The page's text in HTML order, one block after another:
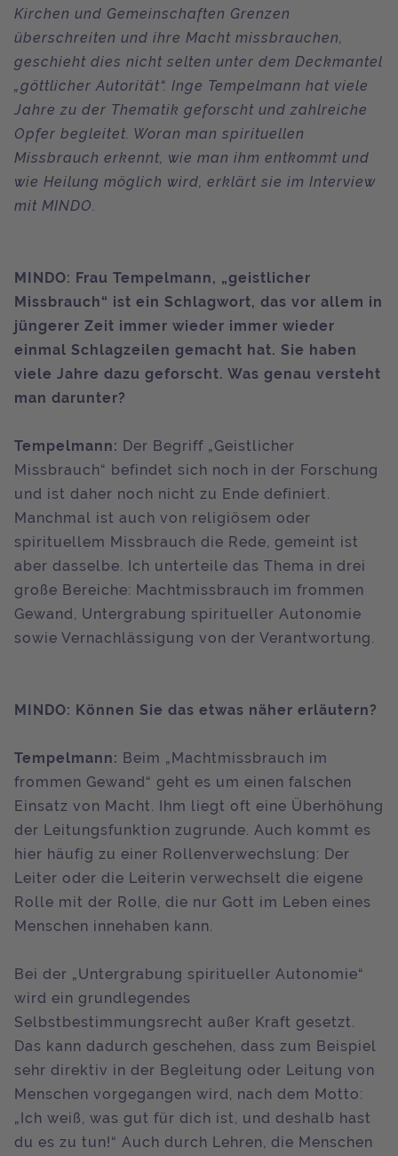
Kirchen und Gemeinschaften Grenzen
überschreiten und ihre Macht missbrauchen,
geschieht dies nicht selten unter dem Deckmantel
„göttlicher Autorität“. Inge Tempelmann hat viele
Jahre zu der Thematik geforscht und zahlreiche
Opfer begleitet. Woran man spirituellen
Missbrauch erkennt, wie man ihm entkommt und
wie Heilung möglich wird, erklärt sie im Interview
mit MINDO.
MINDO: Frau Tempelmann, „geistlicher
Missbrauch“ ist ein Schlagwort, das vor allem in
jüngerer Zeit immer wieder immer wieder
einmal Schlagzeilen gemacht hat. Sie haben
viele Jahre dazu geforscht. Was genau versteht
man darunter?
Tempelmann: Der Begriff „Geistlicher
Missbrauch“ befindet sich noch in der Forschung
und ist daher noch nicht zu Ende definiert.
Manchmal ist auch von religiösem oder
spirituellem Missbrauch die Rede, gemeint ist
aber dasselbe. Ich unterteile das Thema in drei
große Bereiche: Machtmissbrauch im frommen
Gewand, Untergrabung spiritueller Autonomie
sowie Vernachlässigung von der Verantwortung.
MINDO: Können Sie das etwas näher erläutern?
Tempelmann: Beim „Machtmissbrauch im
frommen Gewand“ geht es um einen falschen
Einsatz von Macht. Ihm liegt oft eine Überhöhung
der Leitungsfunktion zugrunde. Auch kommt es
hier häufig zu einer Rollenverwechslung: Der
Leiter oder die Leiterin verwechselt die eigene
Rolle mit der Rolle, die nur Gott im Leben eines
Menschen innehaben kann.
Bei der „Untergrabung spiritueller Autonomie“
wird ein grundlegendes
Selbstbestimmungsrecht außer Kraft gesetzt.
Das kann dadurch geschehen, dass zum Beispiel
sehr direktiv in der Begleitung oder Leitung von
Menschen vorgegangen wird, nach dem Motto:
„Ich weiß, was gut für dich ist, und deshalb hast
du es zu tun!“ Auch durch Lehren, die Menschen